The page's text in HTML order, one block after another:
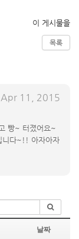
이 게시물을
목록
Apr 11, 2015
빵~ 터졌어요~
니다~!! 아자아자
날짜